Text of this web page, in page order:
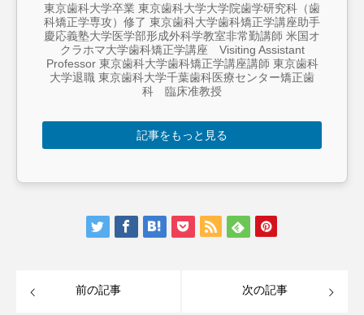
東京歯科大学卒業 東京歯科大学大学院歯学研究科（歯
科矯正学専攻）修了 東京歯科大学歯科矯正学講座助手
慶応義塾大学医学部形成外科学教室非常勤講師 米国オ
クラホマ大学歯科矯正学講座 Visiting Assistant
Professor 東京歯科大学歯科矯正学講座講師 東京歯科
大学退職 東京歯科大学千葉歯科医療センター矯正歯
科 臨床准教授
記事をもっと見る
前の記事 次の記事